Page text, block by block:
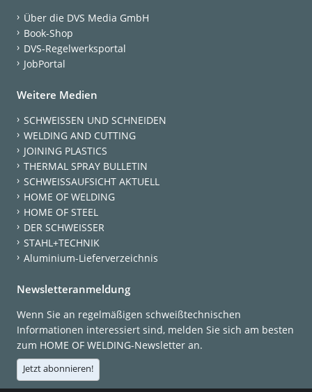
Über die DVS Media GmbH
Book-Shop
DVS-Regelwerksportal
JobPortal
Weitere Medien
SCHWEISSEN UND SCHNEIDEN
WELDING AND CUTTING
JOINING PLASTICS
THERMAL SPRAY BULLETIN
SCHWEISSAUFSICHT AKTUELL
HOME OF WELDING
HOME OF STEEL
DER SCHWEISSER
STAHL+TECHNIK
Aluminium-Lieferverzeichnis
Newsletteranmeldung
Wenn Sie an regelmäßigen schweißtechnischen
Informationen interessiert sind, melden Sie sich am besten
zum HOME OF WELDING-Newsletter an.
Jetzt abonnieren!